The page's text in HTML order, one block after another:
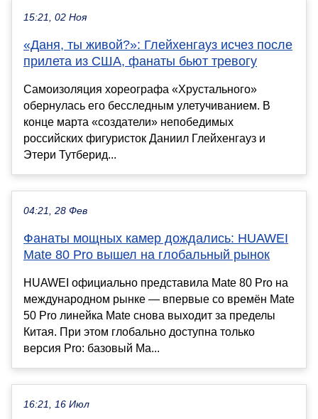
15:21, 02 Ноя
«Даня, ты живой?»: Глейхенгауз исчез после
прилета из США, фанаты бьют тревогу
Самоизоляция хореографа «Хрустального»
обернулась его бесследным улетучиванием. В
конце марта «создатели» непобедимых
российских фигуристок Даниил Глейхенгауз и
Этери Тутберид...
04:21, 28 Фев
Фанаты мощных камер дождались: HUAWEI
Mate 80 Pro вышел на глобальный рынок
HUAWEI официально представила Mate 80 Pro на
международном рынке — впервые со времён Mate
50 Pro линейка Mate снова выходит за пределы
Китая. При этом глобально доступна только
версия Pro: базовый Ma...
16:21, 16 Июл